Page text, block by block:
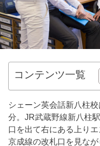
コンテンツ一覧
シェーン英会話新八柱
分。JR武蔵野線新八柱
口を出て右にある上り
京成線の改札口を見な